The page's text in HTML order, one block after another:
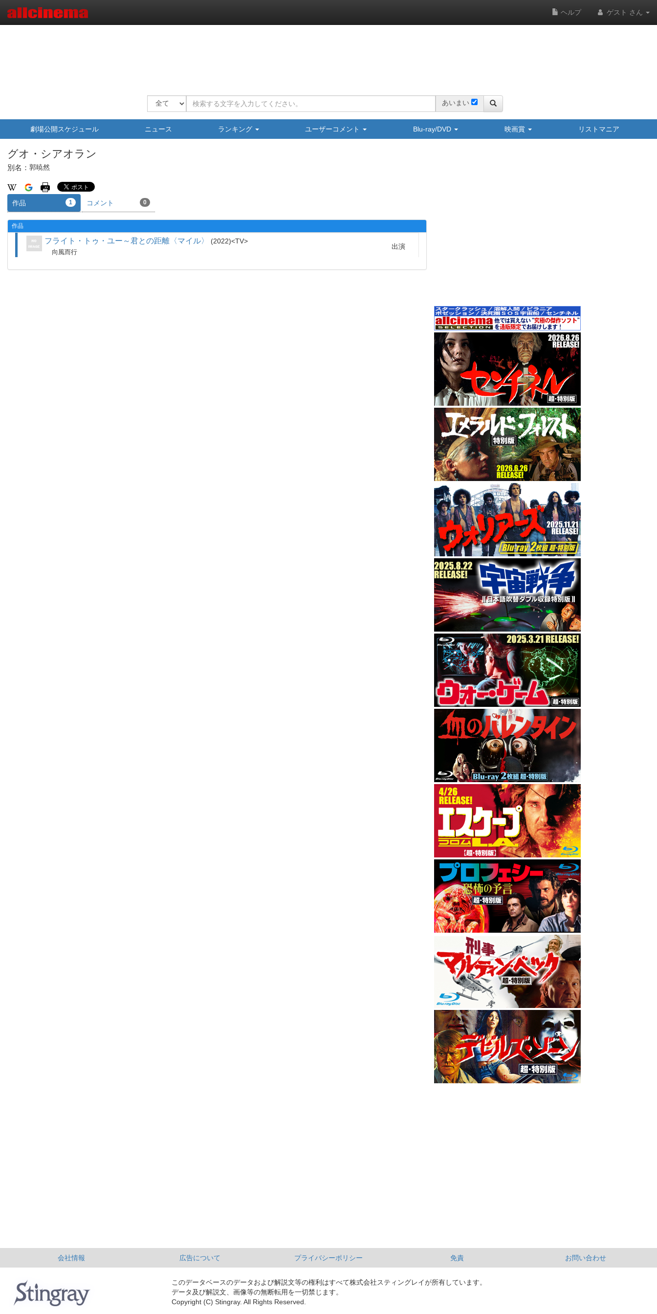
ヘルプ ゲスト さん
あいまい
劇場公開スケジュール ニュース ランキング ユーザーコメント Blu-ray/DVD 映画賞 リストマニア
グオ・シアオラン
別名： 郭暁然
作品 1 コメント 0
作品
フライト・トゥ・ユー～君との距離〈マイル〉 2022 TV
向風而行
出演
会社情報 広告について プライバシーポリシー 免責 お問い合わせ
このデータベースのデータおよび解説文等の権利はすべて株式会社スティングレイが所有しています。
データ及び解説文、画像等の無断転用を一切禁じます。
Copyright (C) Stingray. All Rights Reserved.